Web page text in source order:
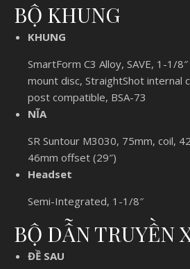
BỘ KHUNG
KHUNG
SmartForm C3 Alloy, SAVE, 1-1/
mount disc, StraightShot internal
post compatible, BSA-73
NĨA
SR Suntour M3030, 75mm, coil,
46mm offset (29″)
Headset
Semi-Integrated, 1-1/8″
BỘ DẪN TRUYỀN
ĐỀ SAU